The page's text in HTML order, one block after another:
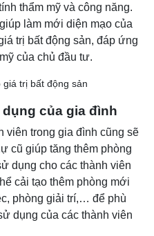
thẩm mỹ và công năng.
làm mới diện mạo của
trị bất động sản, đáp ứng
của chủ đầu tư.
của gia đình
viên trong gia đình cũng sẽ
cũ giúp tăng thêm phòng
dụng cho các thành viên
cải tạo thêm phòng mới
phòng giải trí,… để phù
dụng của các thành viên